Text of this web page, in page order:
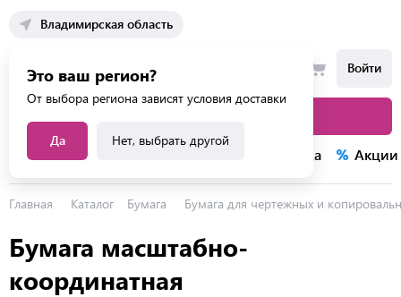
Владимирская область
Это ваш регион?
От выбора региона зависят условия доставки
Да Нет, выбрать другой
Войти
Каталог услуг Распродажа Акции
Главная Каталог Бумага Бумага для чертежных и
Бумага масштабно-
координатная